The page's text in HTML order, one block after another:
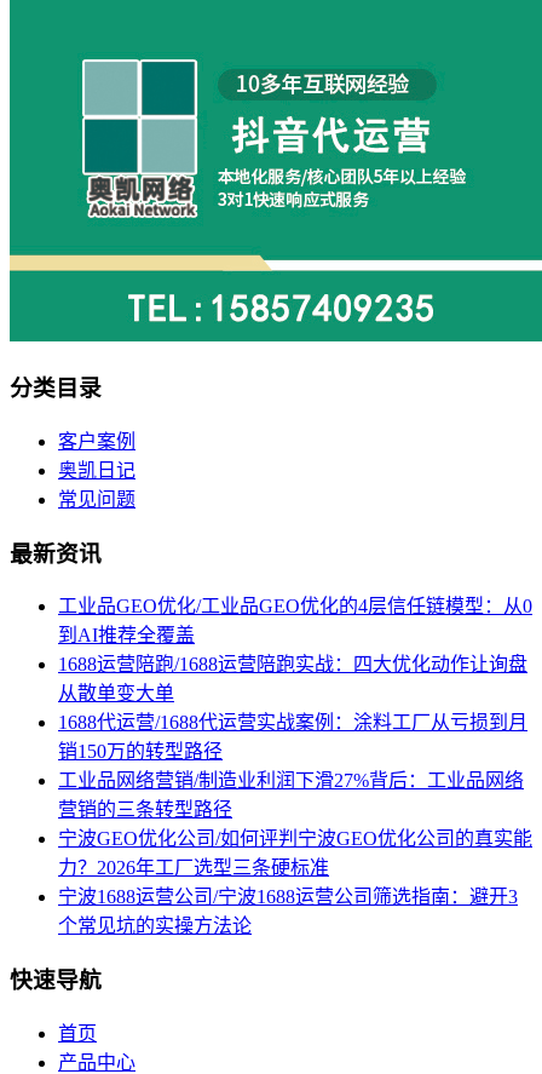
分类目录
客户案例
奥凯日记
常见问题
最新资讯
工业品GEO优化/工业品GEO优化的4层信任链模型：从0
到AI推荐全覆盖
1688运营陪跑/1688运营陪跑实战：四大优化动作让询盘
从散单变大单
1688代运营/1688代运营实战案例：涂料工厂从亏损到月
销150万的转型路径
工业品网络营销/制造业利润下滑27%背后：工业品网络
营销的三条转型路径
宁波GEO优化公司/如何评判宁波GEO优化公司的真实能
力？2026年工厂选型三条硬标准
宁波1688运营公司/宁波1688运营公司筛选指南：避开3
个常见坑的实操方法论
快速导航
首页
产品中心